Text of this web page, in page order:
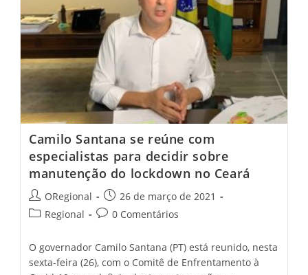
Para
O
Ceará
Até
Esta
Sexta
Camilo Santana se reúne com
especialistas para decidir sobre
manutenção do lockdown no Ceará
Post
author:
ORegional
Post
published:
26 de março de 2021
PostRegional
Post0 Comentários
O governador Camilo Santana (PT) está reunido, nesta
sexta-feira (26), com o Comitê de Enfrentamento à